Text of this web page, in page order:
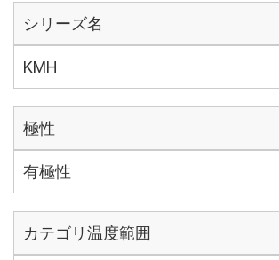
シリーズ名
KMH
極性
有極性
カテゴリ温度範囲